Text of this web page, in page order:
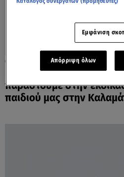
Ρούπα-Μαζιώτης:
παραστούμε στην
παιδιού μας στην
Εμφάνιση
Απόρριψη όλων